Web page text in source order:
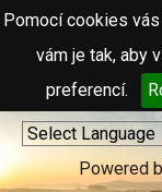
Pomocí cookies
vám je tak, aby
preferencí.
Powered